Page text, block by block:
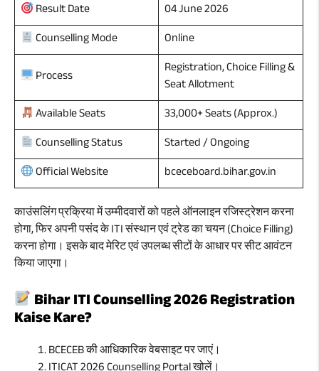
Result Date
04 June 2026
Counselling Mode
Online
Process
Registration, Choice Filling &
Seat Allotment
Available Seats
33,000+ Seats (Approx.)
Counselling Status
Started / Ongoing
Official Website
bceceboard.bihar.gov.in
काउंसलिंग प्रक्रिया में उम्मीदवारों को पहले ऑनलाइन रजिस्ट्रेशन करना
होगा, फिर अपनी पसंद के ITI संस्थान एवं ट्रेड का चयन (Choice Filling)
करना होगा। इसके बाद मेरिट एवं उपलब्ध सीटों के आधार पर सीट आवंटन
किया जाएगा।
Bihar ITI Counselling 2026 Registration
Kaise Kare?
BCECEB की आधिकारिक वेबसाइट पर जाएं।